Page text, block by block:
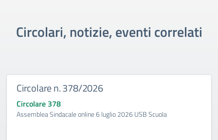
Circolari, notizie, eventi correlati
Circolare n. 378/2026
Circolare 378
Assemblea Sindacale online 6 luglio 2026 USB Scuola